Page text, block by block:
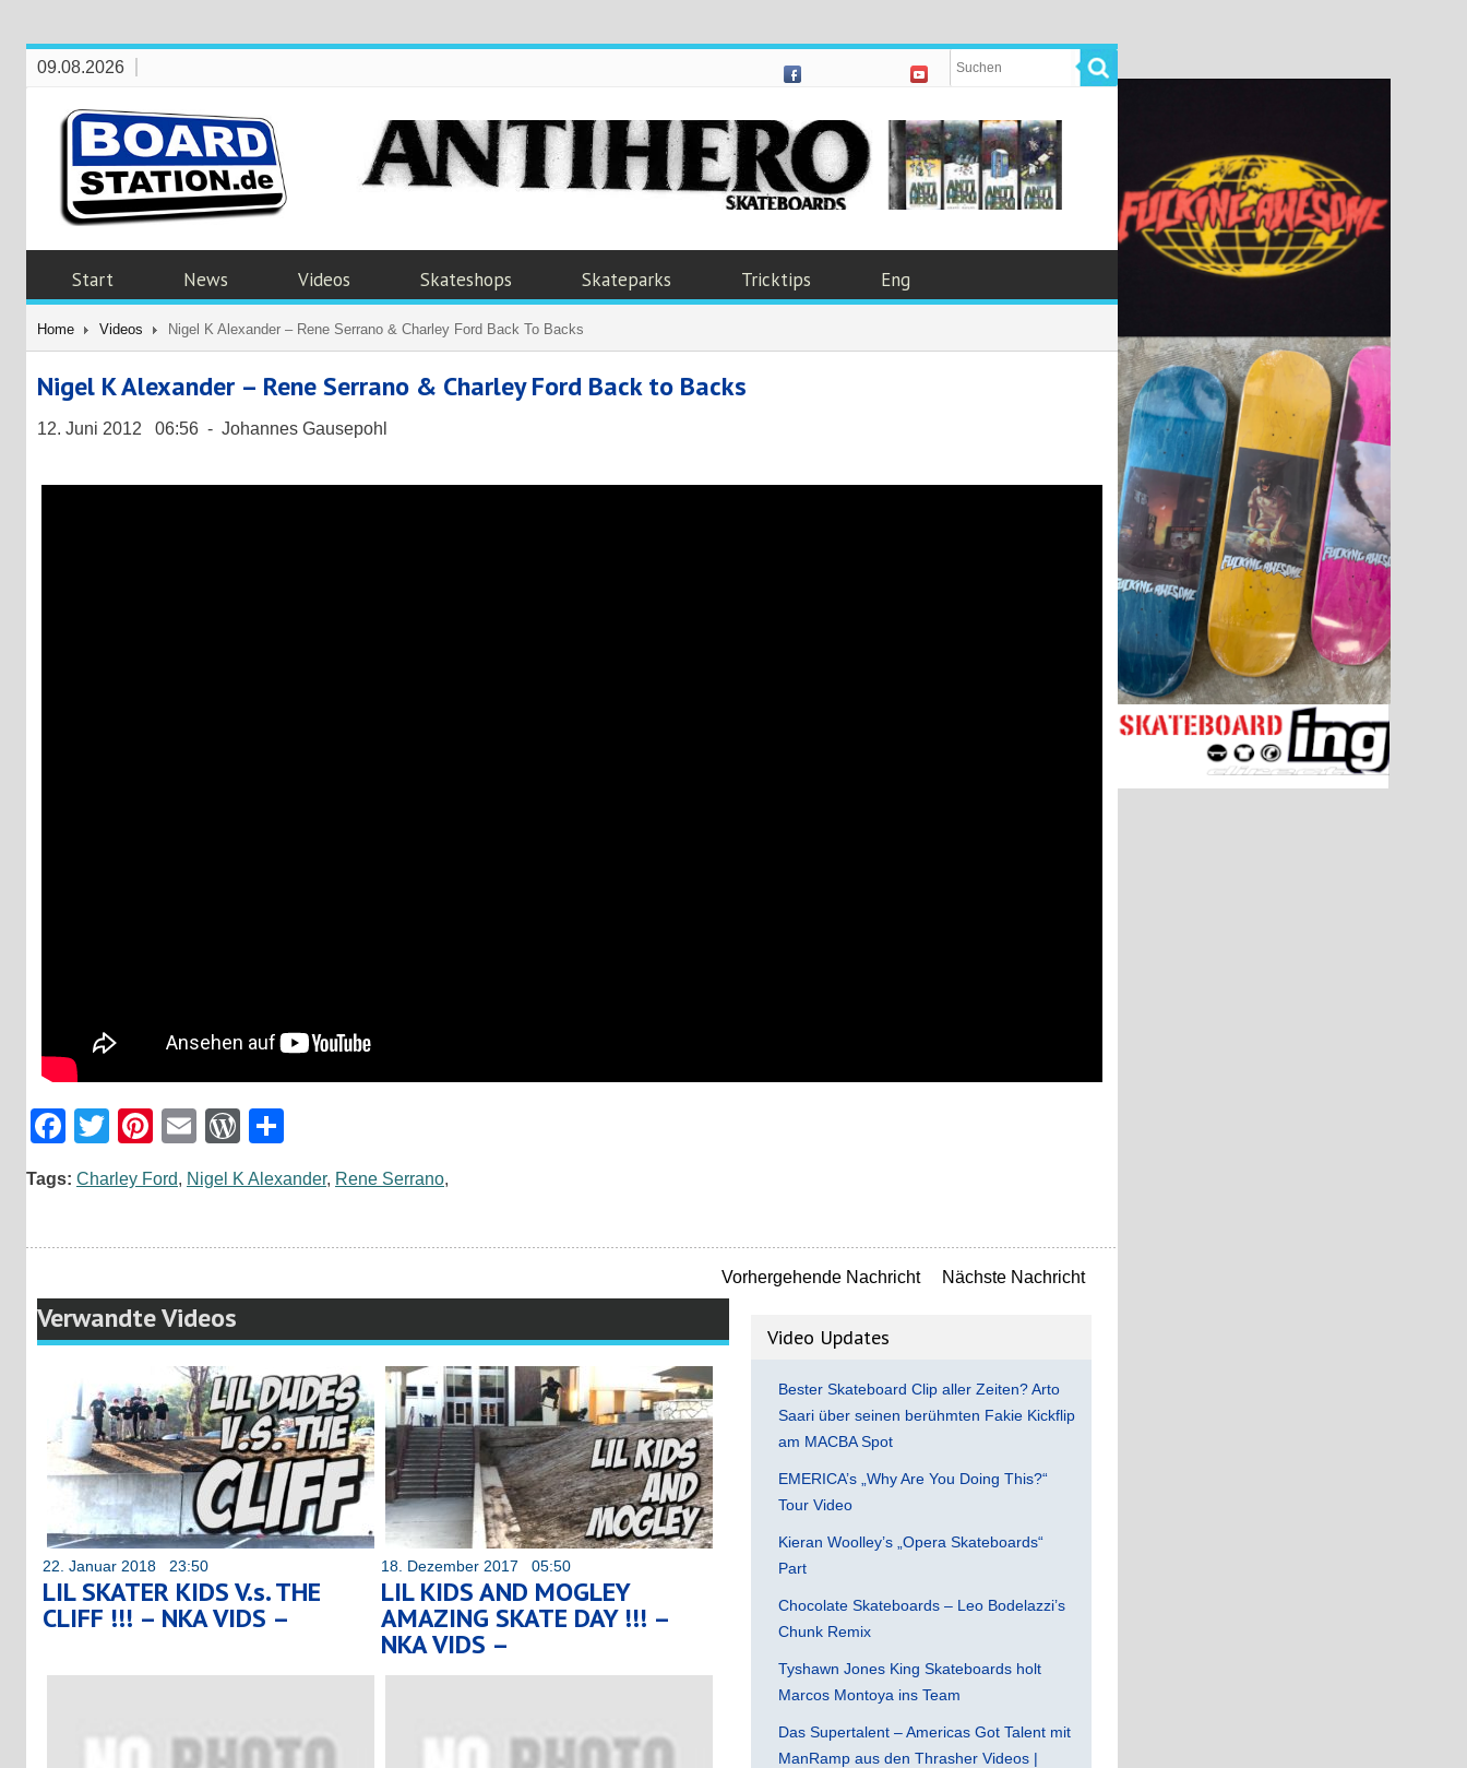
09.08.2026
Start News Videos Skateshops Skateparks Tricktips Eng
Home Videos Nigel K Alexander – Rene Serrano & Charley Ford Back To Backs
Nigel K Alexander – Rene Serrano & Charley Ford Back to Backs
12. Juni 2012 06:56 - Johannes Gausepohl
Facebook
Twitter
Pinterest
EmailWordPress
Tags: Charley Ford, Nigel K Alexander, Rene Serrano,
Vorhergehende Nachricht Nächste Nachricht
Verwandte Videos
22. Januar 2018 23:50
LIL SKATER KIDS V.s. THE
CLIFF !!! – NKA VIDS –
18. Dezember 2017 05:50
LIL KIDS AND MOGLEY
AMAZING SKATE DAY !!! –
NKA VIDS –
Video Updates
Bester Skateboard Clip aller Zeiten? Arto
Saari über seinen berühmten Fakie Kickflip
am MACBA Spot
EMERICA’s „Why Are You Doing This?“
Tour Video
Kieran Woolley’s „Opera Skateboards“
Part
Chocolate Skateboards – Leo Bodelazzi’s
Chunk Remix
Tyshawn Jones King Skateboards holt
Marcos Montoya ins Team
Das Supertalent – Americas Got Talent mit
ManRamp aus den Thrasher Videos |